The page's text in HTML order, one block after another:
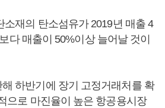
소재의 탄소섬유가 2019년 매출 4
다 매출이 50%이상 늘어날 것이
하반기에 장기 고정거래처를 확
으로 마진율이 높은 항공용시장